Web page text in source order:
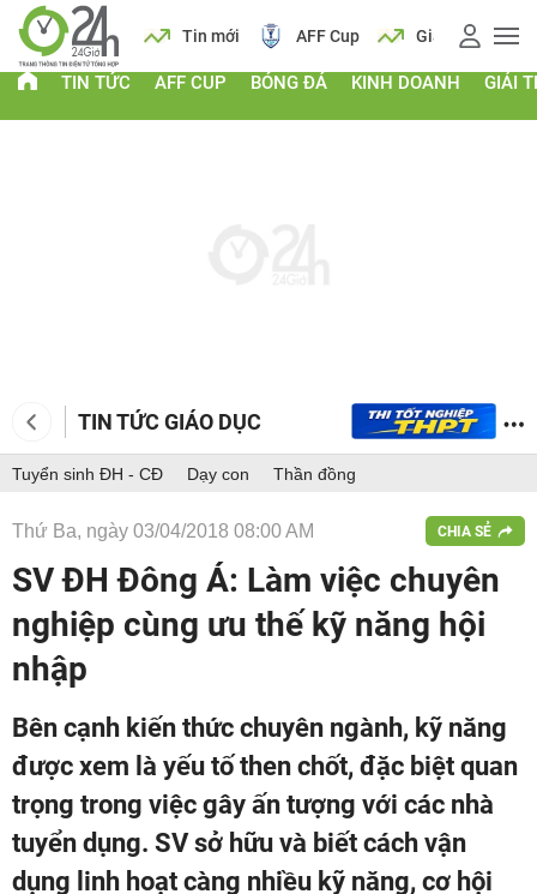
Lịch Tin mới AFF Cup Giá vàng
TIN TỨC AFF CUP BÓNG ĐÁ KINH DOANH GIẢI
TIN TỨC GIÁO DỤC
Tuyển sinh ĐH - CĐ Dạy con Thần đồng
Thứ Ba, ngày 03/04/2018 08:00 AM CHIA SẺ
SV ĐH Đông Á: Làm việc chuyên
nghiệp cùng ưu thế kỹ năng hội
nhập
Bên cạnh kiến thức chuyên ngành, kỹ năng
được xem là yếu tố then chốt, đặc biệt quan
trọng trong việc gây ấn tượng với các nhà
tuyển dụng. SV sở hữu và biết cách vận
dụng linh hoạt càng nhiều kỹ năng, cơ hội